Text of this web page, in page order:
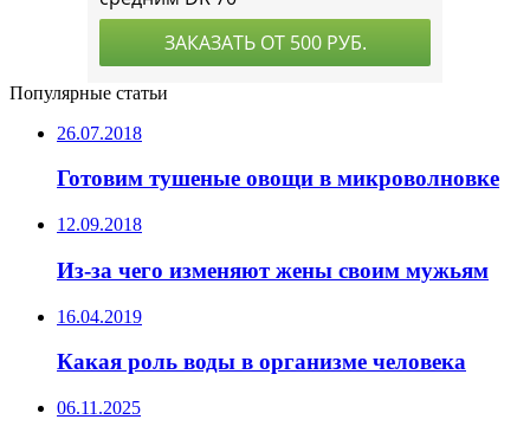
Популярные статьи
26.07.2018
Готовим тушеные овощи в микроволновке
12.09.2018
Из-за чего изменяют жены своим мужьям
16.04.2019
Какая роль воды в организме человека
06.11.2025